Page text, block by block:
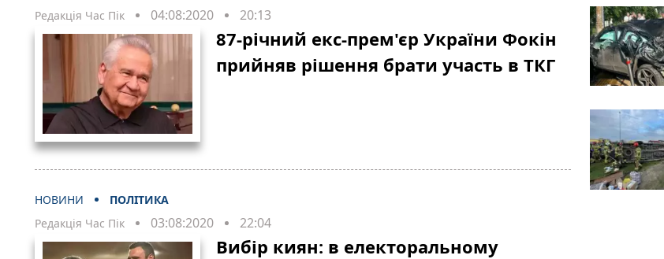
Редакція Час Пік
04:08:2020 20:13
87-річний екс-прем'єр України Фокін
прийняв рішення брати участь в ТКГ
НОВИНИ
ПОЛІТИКА
Редакція Час Пік
03:08:2020 22:04
Вибір киян: в електоральному